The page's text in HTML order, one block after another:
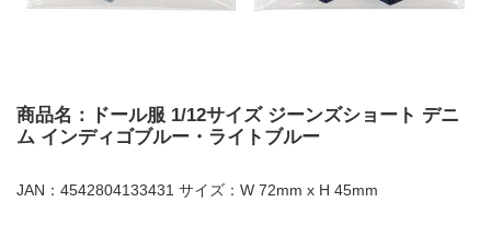
商品名：ドール服 1/12サイズ ジーンズショート デニ
ム インディゴブルー・ライトブルー
JAN：4542804133431 サイズ：W 72mm x H 45mm